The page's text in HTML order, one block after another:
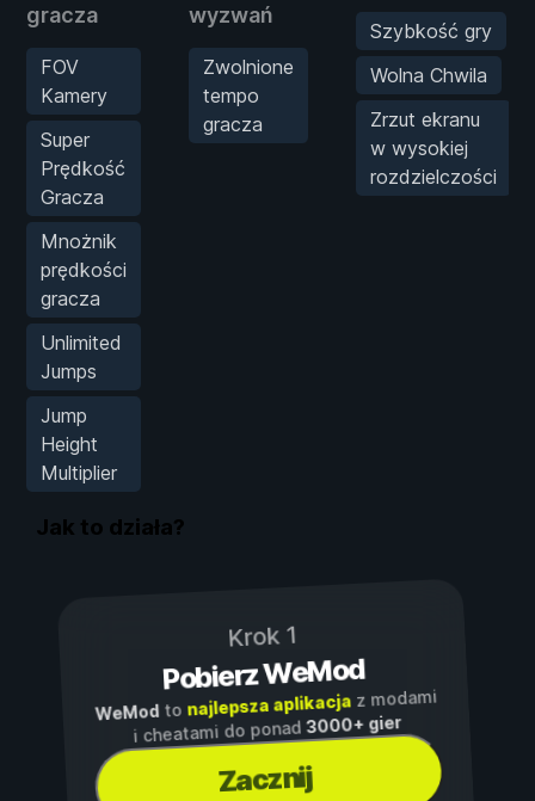
gracza
FOV
Kamery
Super
Prędkość
Gracza
Mnożnik
prędkości
gracza
Unlimited
Jumps
Jump
Height
Multiplier
wyzwań
Zwolnione
tempo
gracza
Szybkość gry
Wolna Chwila
Zrzut ekranu
w wysokiej
rozdzielczości
Jak to działa?
Krok 1
Pobierz WeMod
WeModto najlepsza aplikacjaz modami
i cheatami do ponad3000+ gier
Zacznij